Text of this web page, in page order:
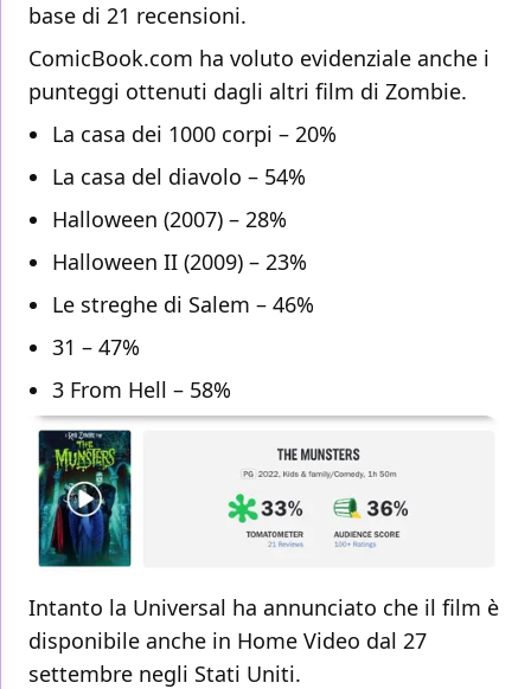
base di 21 recensioni.
ComicBook.com ha voluto evidenziale anche i
punteggi ottenuti dagli altri film di Zombie.
La casa dei 1000 corpi – 20%
La casa del diavolo – 54%
Halloween (2007) – 28%
Halloween II (2009) – 23%
Le streghe di Salem – 46%
31 – 47%
3 From Hell – 58%
Intanto la Universal ha annunciato che il film è
disponibile anche in Home Video dal 27
settembre negli Stati Uniti.